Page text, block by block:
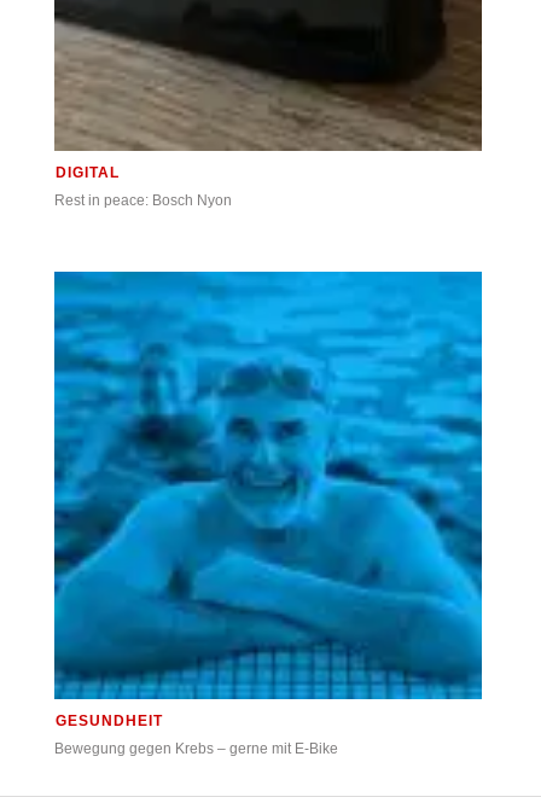
DIGITAL
Rest in peace: Bosch Nyon
GESUNDHEIT
Bewegung gegen Krebs – gerne mit E-Bike